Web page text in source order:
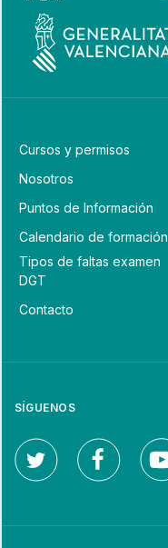
Cursos y permisos
Nosotros
Puntos de Información
Calendario de formación
Tipos de faltas examen
DGT
Contacto
SÍGUENOS